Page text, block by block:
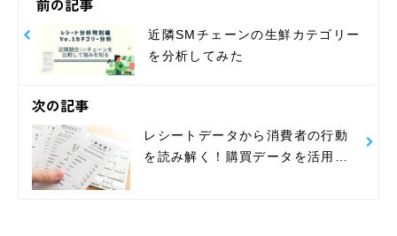
前の記事
近隣SMチェーンの生鮮カテゴリー
を分析してみた
次の記事
レシートデータから消費者の行動
を読み解く！購買データを活用し